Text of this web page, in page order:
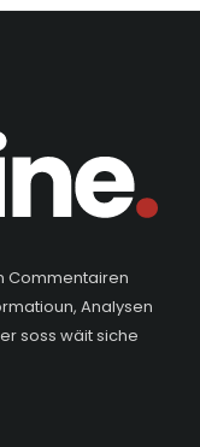
Commentairen
Analysen
soss wäit siche